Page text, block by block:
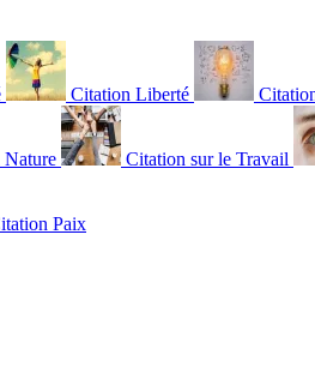
Citation Liberté
Citation sur le Travail
Paix